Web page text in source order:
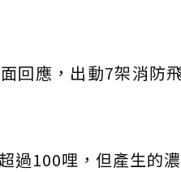
回應，出動7架消防
過100哩，但產生的